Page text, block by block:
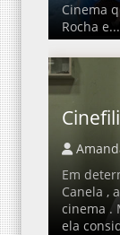
Cinema
Rocha e...
Em
Canela ,
cinema .
ela